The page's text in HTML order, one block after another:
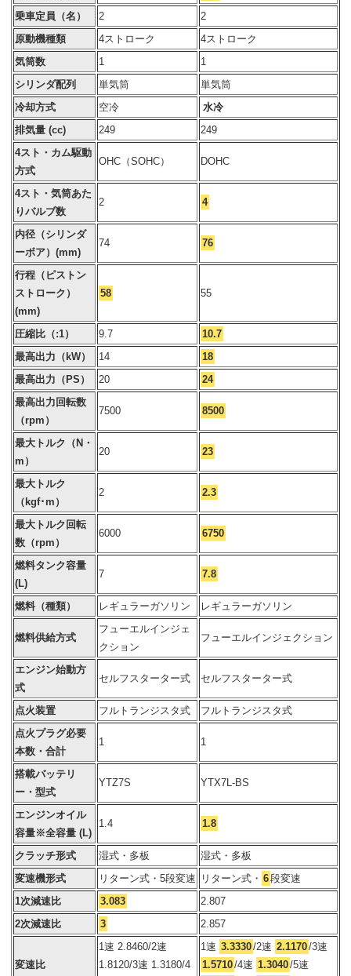
乗車定員（名）
2
2
原動機種類
4ストローク
4ストローク
気筒数
1
1
シリンダ配列
単気筒
単気筒
冷却方式
空冷
水冷
排気量 (cc)
249
249
4スト・カム駆動
方式
OHC（SOHC） DOHC
4スト・気筒あた
りバルブ数
2 4
内径（シリンダ
ーボア）(mm)
74 76
行程（ピストン
ストローク）
(mm)
58 55
圧縮比（:1） 9.7
10.7
最高出力（kW）
14
18
最高出力（PS）
20
24
最高出力回転数
（rpm）
7500 8500
最大トルク（N・
m）
20 23
最大トルク
（kgf･m）
2 2.3
最大トルク回転
数（rpm）
6000 6750
燃料タンク容量
(L)
7 7.8
燃料（種類） レギュラーガソリン レギュラーガソリン
燃料供給方式
フューエルインジェ
クション
フューエルインジェクション
エンジン始動方
式
セルフスターター式 セルフスターター式
点火装置 フルトランジスタ式
フルトランジスタ式
点火プラグ必要
本数・合計
1 1
搭載バッテリ
ー・型式
YTZ7S YTX7L-BS
エンジンオイル
容量※全容量 (L)
1.4 1.8
クラッチ形式 湿式・多板
湿式・多板
変速機形式
リターン式・5段変速 リターン式・ 6段変速
1次減速比
3.083
2.807
2次減速比
3 2.857
変速比
1速 2.8460/2速
1.8120/3速 1.3180/4
1速 3.3330/2速 2.1170/3速
1.5710/4速 1.3040/5速